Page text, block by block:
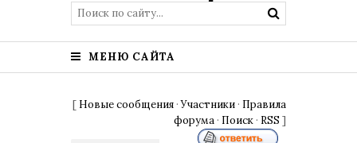
МЕНЮ САЙТА
[ Новые сообщения ·Участники · Правила
форума · Поиск · RSS ]